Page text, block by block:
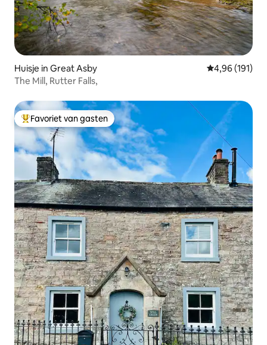
Huisje in Great Asby Gemiddelde
4,96 (191)
The Mill, Rutter Falls,
Topfavoriet van gasten
Favoriet van gasten